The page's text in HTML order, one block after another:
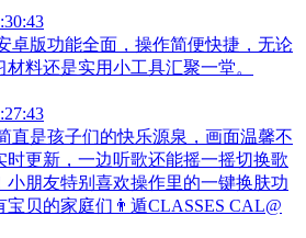
卓版功能全面，操作简便快捷，无论
料还是实用小工具汇聚一堂。
直是孩子们的快乐源泉，画面温馨不
时更新，一边听歌还能摇一摇切换歌
小朋友特别喜欢操作里的一键换肤功
贝的家庭们👨‍遁️CLASSES CAL@